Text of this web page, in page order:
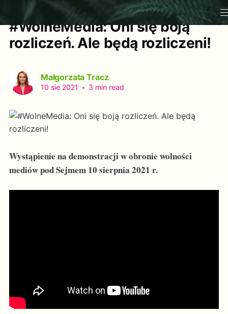
#WolneMedia: Oni się boją
rozliczeń. Ale będą rozliczeni!
Małgorzata Tracz
10 sie 2021 • 3 min read
Wystąpienie na demonstracji w obronie wolności
mediów pod Sejmem 10 sierpnia 2021 r.